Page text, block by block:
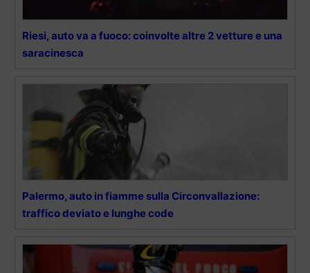
Riesi, auto va a fuoco: coinvolte altre 2 vetture e una
saracinesca
Palermo, auto in fiamme sulla Circonvallazione:
traffico deviato e lunghe code